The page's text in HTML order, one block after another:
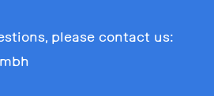
please contact us: